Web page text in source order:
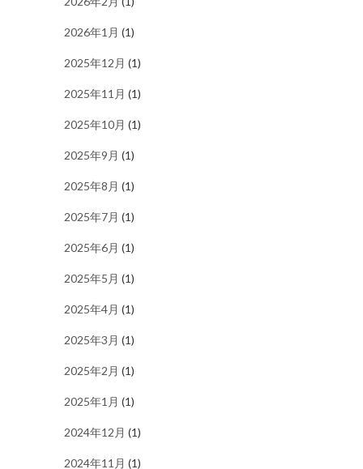
2026年1月 (1)
2025年12月 (1)
2025年11月 (1)
2025年10月 (1)
2025年9月 (1)
2025年8月 (1)
2025年7月 (1)
2025年6月 (1)
2025年5月 (1)
2025年4月 (1)
2025年3月 (1)
2025年2月 (1)
2025年1月 (1)
2024年12月 (1)
2024年11月 (1)